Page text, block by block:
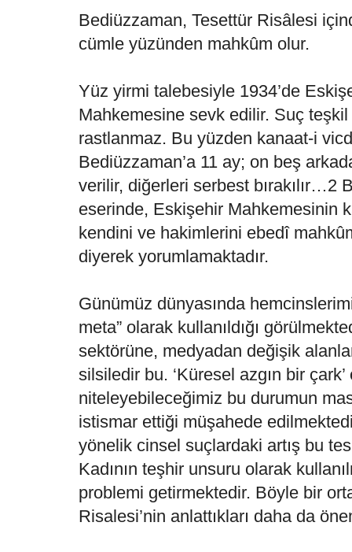
Bediüzzaman, Tesettür Risâlesi
cümle yüzünden mahkûm olur.
Yüz yirmi talebesiyle 1934’de
Mahkemesine sevk edilir. Suç
rastlanmaz. Bu yüzden kanaat-i
Bediüzzaman’a 11 ay; on beş
verilir, diğerleri serbest bırakılır…2
eserinde, Eskişehir Mahkemesinin
kendini ve hakimlerini ebedî
diyerek yorumlamaktadır.
Günümüz dünyasında
meta” olarak kullanıldığı
sektörüne, medyadan değişik
silsiledir bu. ‘Küresel azgın bir çark’
niteleyebileceğimiz bu durumun
istismar ettiği müşahede
yönelik cinsel suçlardaki artış bu
Kadının teşhir unsuru olarak
problemi getirmektedir. Böyle bir
Risalesi’nin anlattıkları daha da